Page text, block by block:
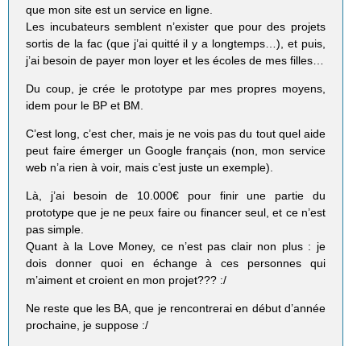
que mon site est un service en ligne.
Les incubateurs semblent n’exister que pour des projets
sortis de la fac (que j’ai quitté il y a longtemps…), et puis,
j’ai besoin de payer mon loyer et les écoles de mes filles…
Du coup, je crée le prototype par mes propres moyens,
idem pour le BP et BM.
C’est long, c’est cher, mais je ne vois pas du tout quel aide
peut faire émerger un Google français (non, mon service
web n’a rien à voir, mais c’est juste un exemple).
Là, j’ai besoin de 10.000€ pour finir une partie du
prototype que je ne peux faire ou financer seul, et ce n’est
pas simple.
Quant à la Love Money, ce n’est pas clair non plus : je
dois donner quoi en échange à ces personnes qui
m’aiment et croient en mon projet??? :/
Ne reste que les BA, que je rencontrerai en début d’année
prochaine, je suppose :/